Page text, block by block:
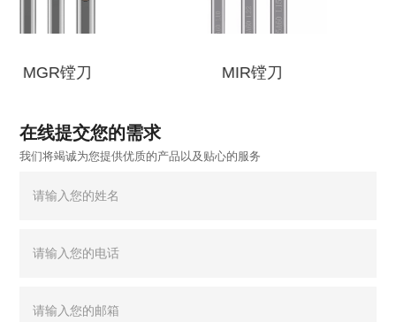
在线提交您的需求
我们将竭诚为您提供优质的产品以及贴心的服务